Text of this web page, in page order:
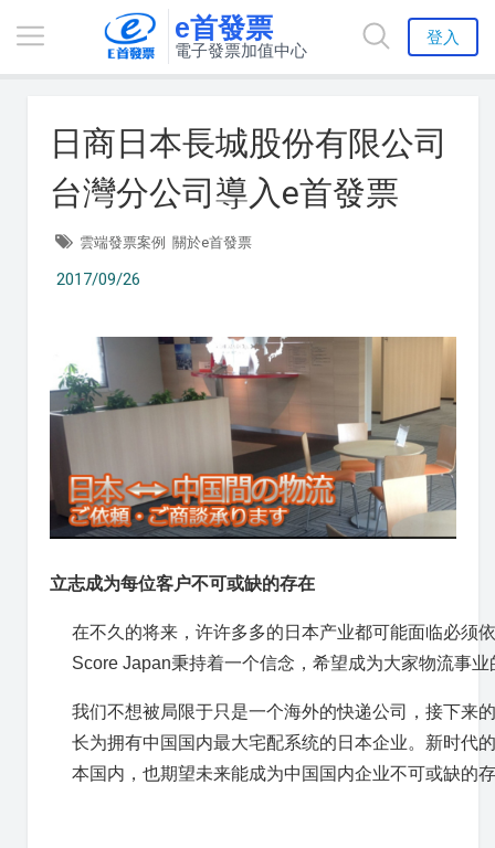
e首發票
電子發票加值中心
登入
日商日本長城股份有限公司
台灣分公司導入e首發票
雲端發票案例 關於e首發票
2017/09/26
立志成为每位客户不可或缺的存在
在不久的将来，许许多多的日本产业都可能面临必须
Score Japan秉持着一个信念，希望成为大家物流事业
我们不想被局限于只是一个海外的快递公司，接下来
长为拥有中国国内最大宅配系统的日本企业。新时代
本国内，也期望未来能成为中国国内企业不可或缺的